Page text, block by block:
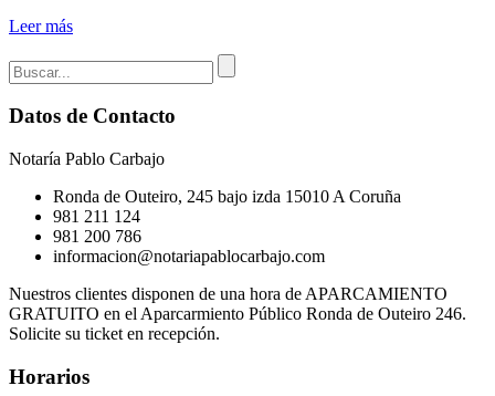
Leer más
Datos de Contacto
Notaría Pablo Carbajo
Ronda de Outeiro, 245 bajo izda 15010 A Coruña
981 211 124
981 200 786
informacion@notariapablocarbajo.com
Nuestros clientes disponen de una hora de APARCAMIENTO
GRATUITO en el Aparcarmiento Público Ronda de Outeiro 246.
Solicite su ticket en recepción.
Horarios